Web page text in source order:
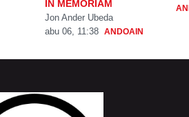
IN MEMORIAM
Jon Ander Ubeda
abu 06, 11:38 ANDOAIN